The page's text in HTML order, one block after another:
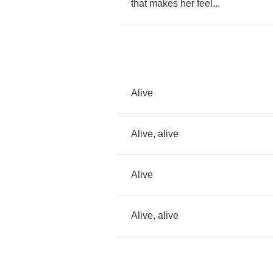
that makes her feel ...
Alive
Alive, alive
Alive
Alive, alive